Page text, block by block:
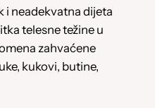
i neadekvatna dijeta
telesne težine u
zahvaćene
kukovi, butine,